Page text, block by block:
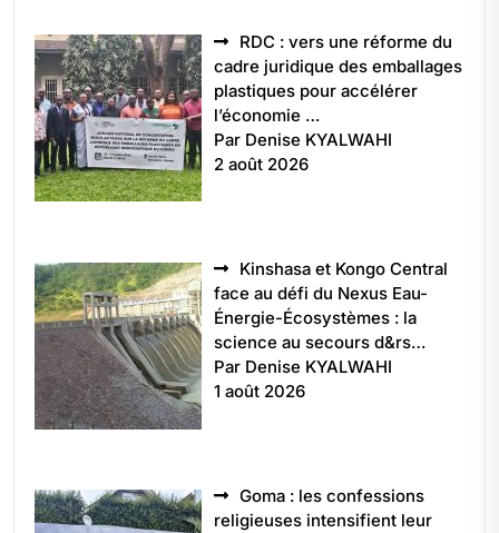
RDC : vers une réforme du
cadre juridique des emballages
plastiques pour accélérer
l’économie …
Par Denise KYALWAHI
2 août 2026
Kinshasa et Kongo Central
face au défi du Nexus Eau-
Énergie-Écosystèmes : la
science au secours d&rs…
Par Denise KYALWAHI
1 août 2026
Goma : les confessions
religieuses intensifient leur